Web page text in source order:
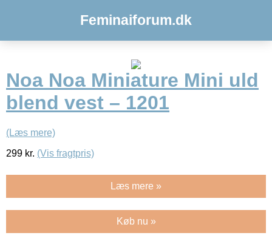
Feminaiforum.dk
Noa Noa Miniature Mini uld
blend vest – 1201
(Læs mere)
299 kr. (Vis fragtpris)
Læs mere »
Køb nu »